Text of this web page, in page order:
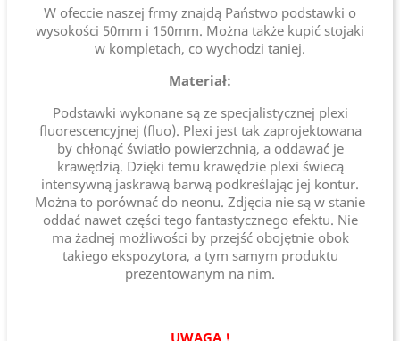
W ofeccie naszej frmy znajdą Państwo podstawki o
wysokości 50mm i 150mm. Można także kupić stojaki
w kompletach, co wychodzi taniej.
Materiał:
Podstawki wykonane są ze specjalistycznej plexi
fluorescencyjnej (fluo). Plexi jest tak zaprojektowana
by chłonąć światło powierzchnią, a oddawać je
krawędzią. Dzięki temu krawędzie plexi świecą
intensywną jaskrawą barwą podkreślając jej kontur.
Można to porównać do neonu. Zdjęcia nie są w stanie
oddać nawet części tego fantastycznego efektu. Nie
ma żadnej możliwości by przejść obojętnie obok
takiego ekspozytora, a tym samym produktu
prezentowanym na nim.
UWAGA !